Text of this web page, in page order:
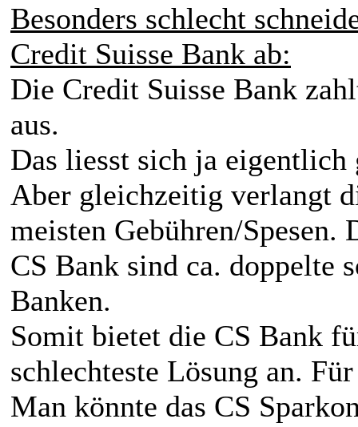
Besonders schlecht
Credit Suisse Bank ab:
Die Credit Suisse Bank
aus.
Das liesst sich ja eigentlich
Aber gleichzeitig verlangt
meisten Gebühren/Spesen.
CS Bank sind ca. doppelte
Banken.
Somit bietet die CS Bank
schlechteste Lösung an.
Man könnte das CS